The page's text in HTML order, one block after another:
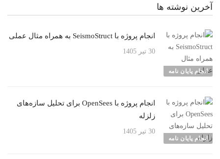
آخرین نوشته ها
انجام پایان نامه
انجام پروژه با SeismoStruct به همراه مثال عملی
30 تیر 1405
انجام پایان نامه
انجام پروژه با OpenSees برای تحلیل سازه‌های
زلزله
30 تیر 1405